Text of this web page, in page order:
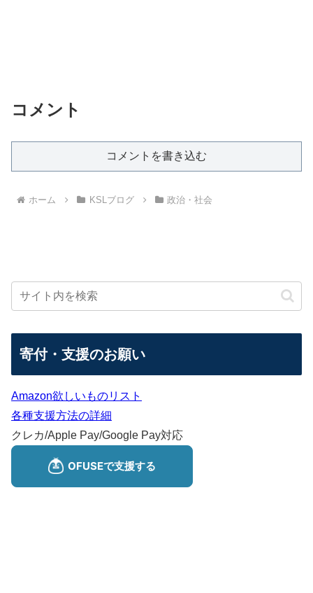
コメント
コメントを書き込む
ホーム KSLブログ 政治・社会
寄付・支援のお願い
Amazon欲しいものリスト
各種支援方法の詳細
クレカ/Apple Pay/Google Pay対応